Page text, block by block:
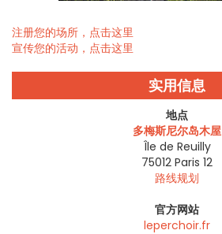
注册您的场所，点击这里
宣传您的活动，点击这里
实用信息
地点
多梅斯尼尔岛木屋
Île de Reuilly
75012 Paris 12
路线规划
官方网站
leperchoir.fr